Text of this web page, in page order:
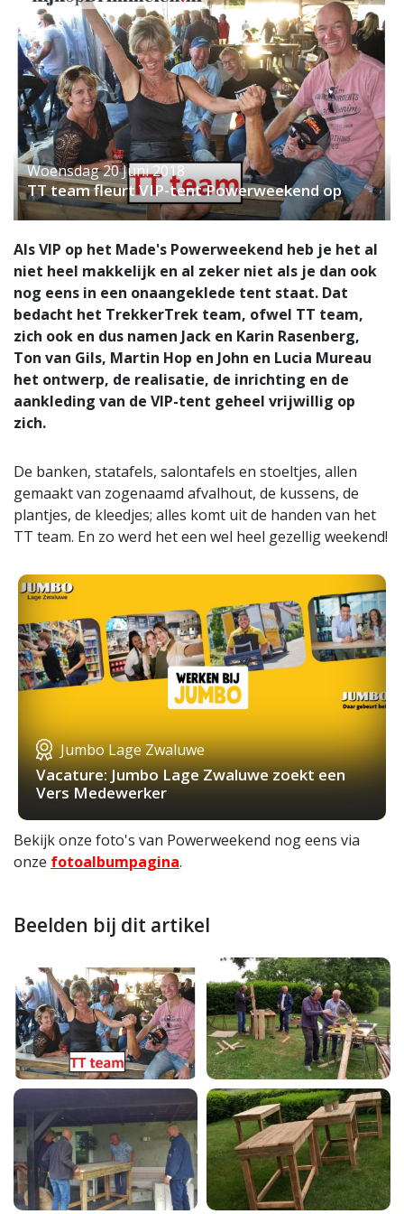
Woensdag 20 Juni 2018
TT team fleurt VIP-tent Powerweekend op
Als VIP op het Made's Powerweekend heb je het al
niet heel makkelijk en al zeker niet als je dan ook
nog eens in een onaangeklede tent staat. Dat
bedacht het TrekkerTrek team, ofwel TT team,
zich ook en dus namen Jack en Karin Rasenberg,
Ton van Gils, Martin Hop en John en Lucia Mureau
het ontwerp, de realisatie, de inrichting en de
aankleding van de VIP-tent geheel vrijwillig op
zich.
De banken, statafels, salontafels en stoeltjes, allen
gemaakt van zogenaamd afvalhout, de kussens, de
plantjes, de kleedjes; alles komt uit de handen van het
TT team. En zo werd het een wel heel gezellig weekend!
Jumbo Lage Zwaluwe
Vacature: Jumbo Lage Zwaluwe zoekt een
Vers Medewerker
Bekijk onze foto's van Powerweekend nog eens via
onze fotoalbumpagina.
Beelden bij dit artikel